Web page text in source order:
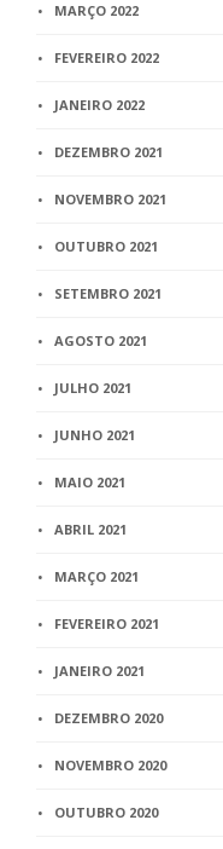
MARÇO 2022
FEVEREIRO 2022
JANEIRO 2022
DEZEMBRO 2021
NOVEMBRO 2021
OUTUBRO 2021
SETEMBRO 2021
AGOSTO 2021
JULHO 2021
JUNHO 2021
MAIO 2021
ABRIL 2021
MARÇO 2021
FEVEREIRO 2021
JANEIRO 2021
DEZEMBRO 2020
NOVEMBRO 2020
OUTUBRO 2020